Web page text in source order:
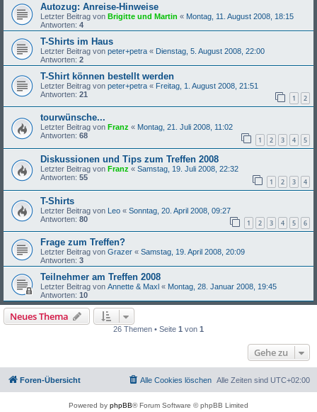
Autozug: Anreise-Hinweise
Letzter Beitrag von Brigitte und Martin « Montag, 11. August 2008, 18:15
Antworten: 4
T-Shirts im Haus
Letzter Beitrag von peter+petra « Dienstag, 5. August 2008, 22:00
Antworten: 2
T-Shirt können bestellt werden
Letzter Beitrag von peter+petra « Freitag, 1. August 2008, 21:51
Antworten: 21 1 2
tourwünsche...
Letzter Beitrag von Franz « Montag, 21. Juli 2008, 11:02
Antworten: 68 1 2 3 4 5
Diskussionen und Tips zum Treffen 2008
Letzter Beitrag von Franz « Samstag, 19. Juli 2008, 22:32
Antworten: 55 1 2 3 4
T-Shirts
Letzter Beitrag von Leo « Sonntag, 20. April 2008, 09:27
Antworten: 80 1 2 3 4 5 6
Frage zum Treffen?
Letzter Beitrag von Grazer « Samstag, 19. April 2008, 20:09
Antworten: 3
Teilnehmer am Treffen 2008
Letzter Beitrag von Annette & Maxl « Montag, 28. Januar 2008, 19:45
Antworten: 10
Neues Thema
26 Themen • Seite 1 von 1
Gehe zu
Foren-Übersicht Alle Zeiten sind UTC+02:00
Alle Cookies löschen
Powered by phpBB® Forum Software © phpBB Limited